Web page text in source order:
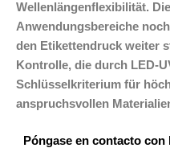
Wellenlängenflexibilität.
Anwendungsbereiche
den Etikettendruck weiter
Kontrolle, die durch LED-
Schlüsselkriterium für
anspruchsvollen
Póngase en contacto